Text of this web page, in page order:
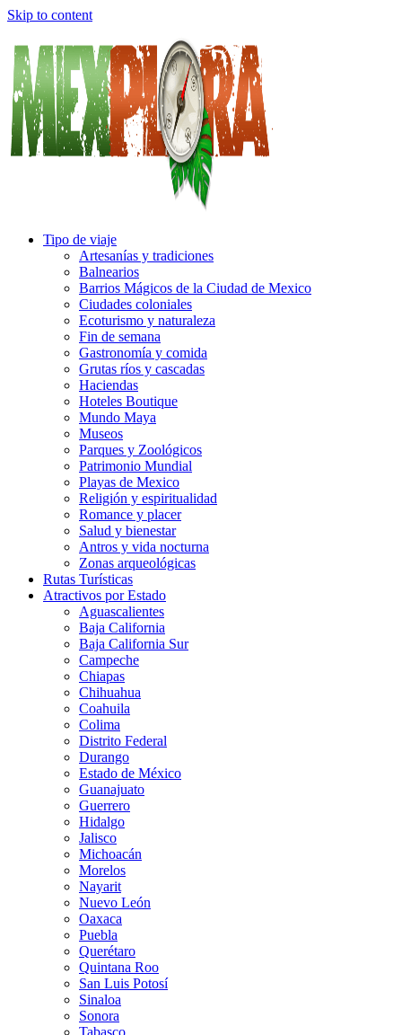
Skip to content
Tipo de viaje
Artesanías y tradiciones
Balnearios
Barrios Mágicos de la Ciudad de Mexico
Ciudades coloniales
Ecoturismo y naturaleza
Fin de semana
Gastronomía y comida
Grutas ríos y cascadas
Haciendas
Hoteles Boutique
Mundo Maya
Museos
Parques y Zoológicos
Patrimonio Mundial
Playas de Mexico
Religión y espiritualidad
Romance y placer
Salud y bienestar
Antros y vida nocturna
Zonas arqueológicas
Rutas Turísticas
Atractivos por Estado
Aguascalientes
Baja California
Baja California Sur
Campeche
Chiapas
Chihuahua
Coahuila
Colima
Distrito Federal
Durango
Estado de México
Guanajuato
Guerrero
Hidalgo
Jalisco
Michoacán
Morelos
Nayarit
Nuevo León
Oaxaca
Puebla
Querétaro
Quintana Roo
San Luis Potosí
Sinaloa
Sonora
Tabasco